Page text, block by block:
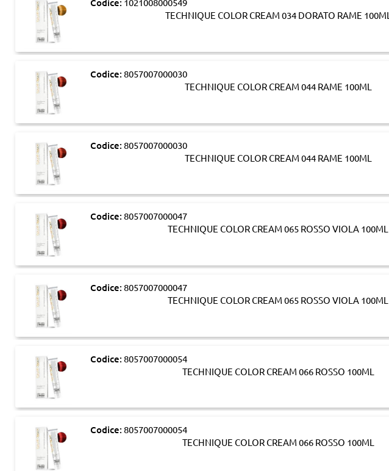
Codice:
TECHNIQUE COLOR CREAM 034 DORATO RAME 100ML
Codice: 8057007000030
TECHNIQUE COLOR CREAM 044 RAME 100ML
Codice: 8057007000030
TECHNIQUE COLOR CREAM 044 RAME 100ML
Codice: 8057007000047
TECHNIQUE COLOR CREAM 065 ROSSO VIOLA 100ML
Codice: 8057007000047
TECHNIQUE COLOR CREAM 065 ROSSO VIOLA 100ML
Codice: 8057007000054
TECHNIQUE COLOR CREAM 066 ROSSO 100ML
Codice: 8057007000054
TECHNIQUE COLOR CREAM 066 ROSSO 100ML